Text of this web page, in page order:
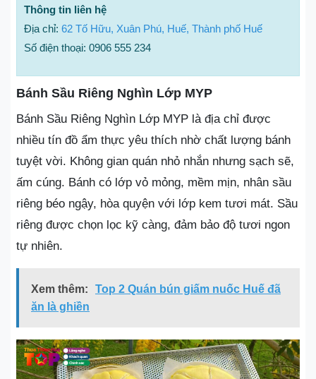
Thông tin liên hệ
Địa chỉ: 62 Tố Hữu, Xuân Phú, Huế, Thành phố Huế
Số điện thoại: 0906 555 234
Bánh Sầu Riêng Nghìn Lớp MYP
Bánh Sầu Riêng Nghìn Lớp MYP là địa chỉ được
nhiều tín đồ ẩm thực yêu thích nhờ chất lượng bánh
tuyệt vời. Không gian quán nhỏ nhắn nhưng sạch sẽ,
ấm cúng. Bánh có lớp vỏ mỏng, mềm mịn, nhân sầu
riêng béo ngậy, hòa quyện với lớp kem tươi mát. Sầu
riêng được chọn lọc kỹ càng, đảm bảo độ tươi ngon
tự nhiên.
Xem thêm:
Top 2 Quán bún giấm nuốc Huế đã
ăn là ghiền